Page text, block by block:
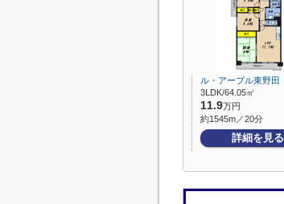
ル・アーブル東野田
3LDK/64.05㎡
11.9万円
約1545m／20分
詳細を見る